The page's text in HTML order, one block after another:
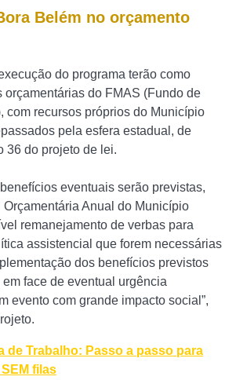
Belém no orçamento
do programa terão como
orçamentárias do FMAS (Fundo de
com recursos próprios do Município
pela esfera estadual, de
36 do projeto de lei.
eventuais serão previstas,
Anual do Município
remanejamento de verbas para
assistencial que forem necessárias
dos benefícios previstos
face de eventual urgência
evento com grande impacto social”,
de Trabalho: Passo a passo para
filas